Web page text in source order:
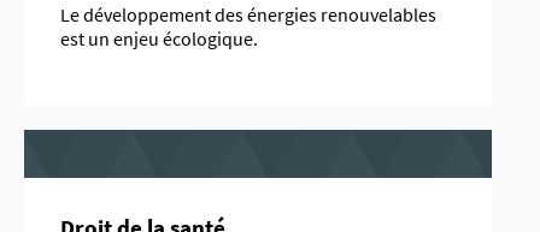
Le développement des énergies renouvelables
est un enjeu écologique.